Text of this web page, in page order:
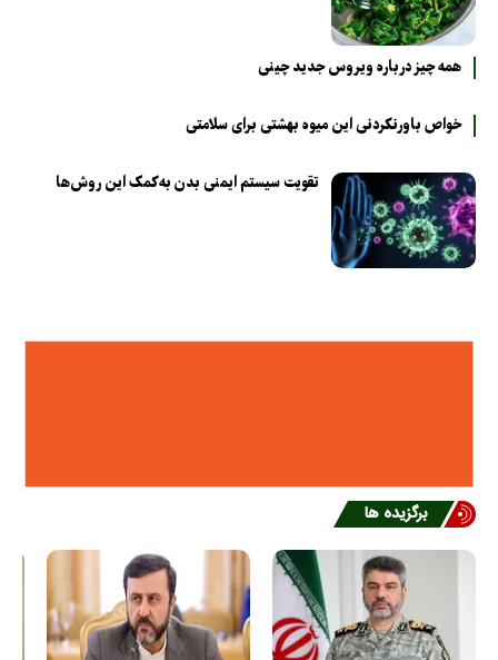
همه چیز درباره ویروس جدید چینی
خواص باورنکردنی این میوه بهشتی برای سلامتی
تقویت سیستم ایمنی بدن به‌کمک این روش‌ها
برگزیده ها